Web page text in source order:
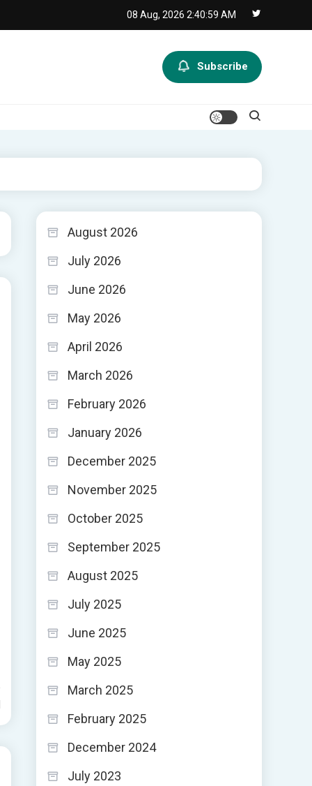
08 Aug, 2026 2:41:00 AM
Subscribe
August 2026
July 2026
June 2026
May 2026
April 2026
March 2026
February 2026
January 2026
December 2025
November 2025
October 2025
September 2025
August 2025
July 2025
June 2025
May 2025
March 2025
February 2025
December 2024
July 2023